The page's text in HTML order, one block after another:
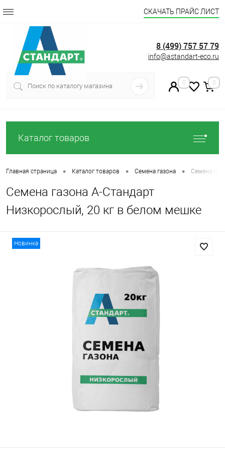
СКАЧАТЬ ПРАЙС ЛИСТ
8 (499) 757 57 79
info@astandart-eco.ru
0 0
Каталог товаров
Главная страница • Каталог товаров • Семена газона • Семена
Семена газона А-Стандарт
Низкорослый, 20 кг в белом мешке
Новинка